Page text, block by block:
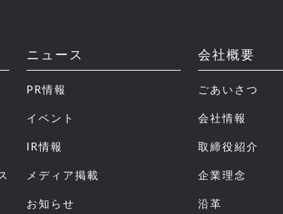
ニュース
PR情報
イベント
IR情報
メディア掲載
お知らせ
会社概要
ごあいさつ
会社情報
取締役紹介
企業理念
沿革